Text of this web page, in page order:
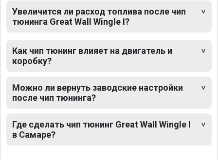
Увеличится ли расход топлива после чип
тюнинга Great Wall Wingle I?
Как чип тюнинг влияет на двигатель и
коробку?
Можно ли вернуть заводские настройки
после чип тюнинга?
Где сделать чип тюнинг Great Wall Wingle I
в Самаре?